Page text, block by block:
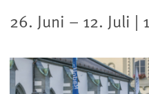
26. Juni – 12. Juli